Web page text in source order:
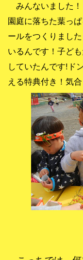
みんないました！
園庭に落ちた葉っ
ールをつくりまし
いるんです！子ど
していたんです!ド
える特典付き！気